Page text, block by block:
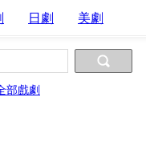
日劇 美劇
部戲劇